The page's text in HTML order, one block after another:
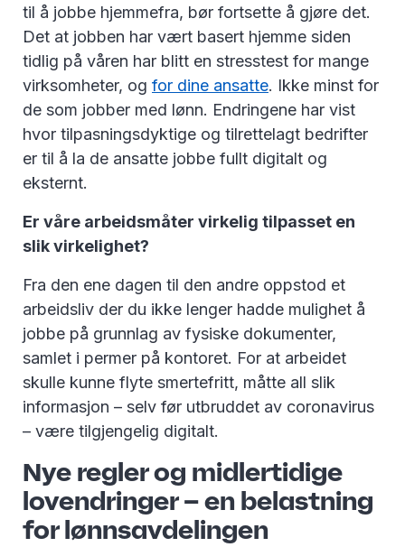
til å jobbe hjemmefra, bør fortsette å gjøre det.
Det at jobben har vært basert hjemme siden
tidlig på våren har blitt en stresstest for mange
virksomheter, og for dine ansatte. Ikke minst for
de som jobber med lønn. Endringene har vist
hvor tilpasningsdyktige og tilrettelagt bedrifter
er til å la de ansatte jobbe fullt digitalt og
eksternt.
Er våre arbeidsmåter virkelig tilpasset en
slik virkelighet?
Fra den ene dagen til den andre oppstod et
arbeidsliv der du ikke lenger hadde mulighet å
jobbe på grunnlag av fysiske dokumenter,
samlet i permer på kontoret. For at arbeidet
skulle kunne flyte smertefritt, måtte all slik
informasjon – selv før utbruddet av coronavirus
– være tilgjengelig digitalt.
Nye regler og midlertidige
lovendringer – en belastning
for lønnsavdelingen